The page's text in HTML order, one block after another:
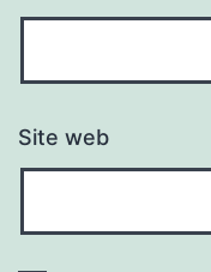
Site web